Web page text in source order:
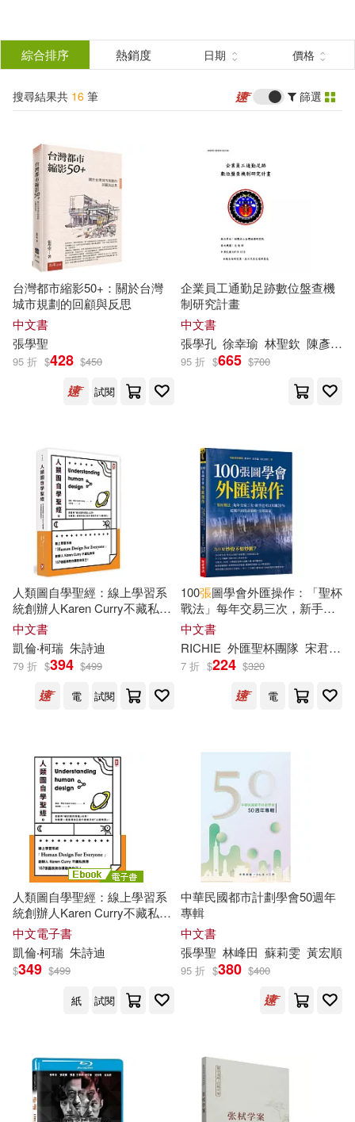
結
分類 (單選)
所有商品(16) 圖書(14)
影音(1) 電子書(1)
作者 (可複選)
凱倫‧柯瑞(3) 聖才考研網(2)
RICHIE(1) 外匯聖杯團隊(1)
宋君臨(1) 廖承中(1)
張學孔(1)
徐幸瑜(1)
申聖超(1) 聖才學習網(1)
聖才考研網主編(1)
聖才考研網（主編）(1)
陳彥豪(1) 陳秀珠(1)
展開
出版社 (可複選)
中國石化出版社(5) 野人(3)
中國社會科學出版社(1)
五南(1) 交通部科技顧問室(1)
人民郵電出版社(1) 卓著(1)
台聖(1) 詹氏(1)
財經傳訊(1)
配送方式 (可複選)
可超商取貨(15)
可海外宅配(15)
可港澳店取(14)
可菲律賓店取(14)
綜合排序 熱銷度 日期 價格
搜尋結果共 16 筆 篩選
台灣都市縮影50+：關於台灣
城市規劃的回顧與反思
中文書
張學聖
95 折 $428 $450
試閱
企業員工通勤足跡數位盤查機
制研究計畫
中文書
張學孔 徐幸瑜 林聖欽 陳彥豪
95 折 $665 $700
人類圖自學聖經：線上學習系
統創辦人Karen Curry不藏私教
學，157
己!(三版)
中文書
凱倫‧柯瑞 朱詩迪
79 折 $394 $499
電
試閱
100張圖學會外匯操作：「聖杯
戰法」每年交易三次，新手也
可以年賺20%；從開戶到投資
策略，全部搞定。
中文書
RICHIE 外匯聖杯團隊 宋君臨
7 折 $224 $320
電
人類圖自學聖經：線上學習系
統創辦人Karen Curry不藏私教
學，157張圖表教你勇敢做自
己!(三版) (電子書)
中文電子書
凱倫‧柯瑞 朱詩迪
$349 $499
紙
試閱
中華民國都市計劃學會50週年
專輯
中文書
張學聖 林峰田 蘇莉雯 黃宏順
95 折 $380 $400